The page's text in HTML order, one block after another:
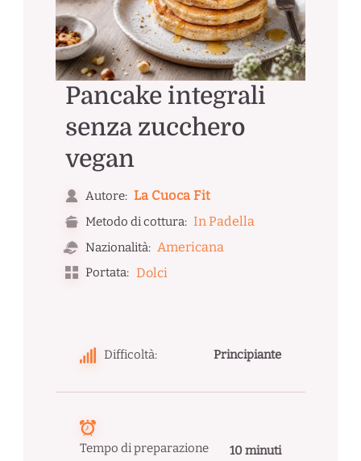
Pancake integrali
senza zucchero
vegan
Autore: La Cuoca Fit
Metodo di cottura: In Padella
Nazionalità: Americana
Portata: Dolci
Difficoltà: Principiante
Tempo di preparazione 10 minuti